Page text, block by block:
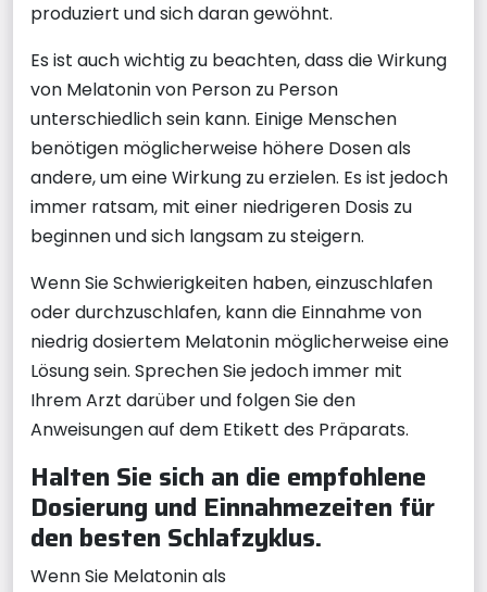
produziert und sich daran gewöhnt.
Es ist auch wichtig zu beachten, dass die Wirkung
von Melatonin von Person zu Person
unterschiedlich sein kann. Einige Menschen
benötigen möglicherweise höhere Dosen als
andere, um eine Wirkung zu erzielen. Es ist jedoch
immer ratsam, mit einer niedrigeren Dosis zu
beginnen und sich langsam zu steigern.
Wenn Sie Schwierigkeiten haben, einzuschlafen
oder durchzuschlafen, kann die Einnahme von
niedrig dosiertem Melatonin möglicherweise eine
Lösung sein. Sprechen Sie jedoch immer mit
Ihrem Arzt darüber und folgen Sie den
Anweisungen auf dem Etikett des Präparats.
Halten Sie sich an die empfohlene
Dosierung und Einnahmezeiten für
den besten Schlafzyklus.
Wenn Sie Melatonin als